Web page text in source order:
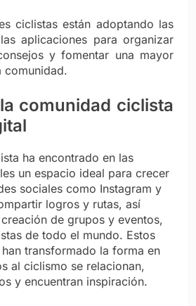
ciclistas están adoptando las
aplicaciones para organizar
y fomentar una mayor
comunidad.
comunidad ciclista
ha encontrado en las
un espacio ideal para crecer
sociales como Instagram y
logros y rutas, así
de grupos y eventos,
de todo el mundo. Estos
transformado la forma en
al ciclismo se relacionan,
y encuentran inspiración.